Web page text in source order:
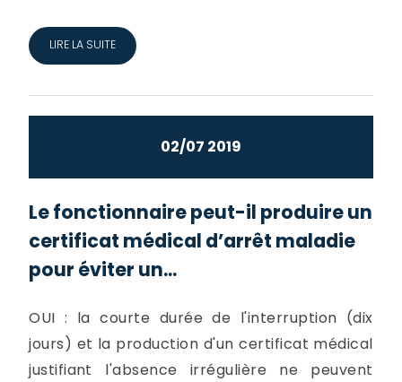
LIRE LA SUITE
02/07 2019
Le fonctionnaire peut-il produire un
certificat médical d’arrêt maladie
pour éviter un...
OUI : la courte durée de l'interruption (dix
jours) et la production d'un certificat médical
justifiant l'absence irrégulière ne peuvent